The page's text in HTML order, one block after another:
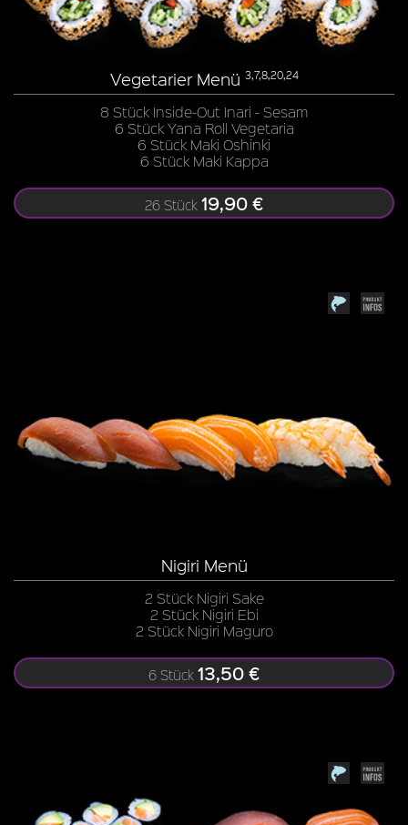
Vegetarier Menü 3,7,8,20,24
8 Stück Inside-Out Inari - Sesam
6 Stück Yana Roll Vegetaria
6 Stück Maki Oshinki
6 Stück Maki Kappa
26 Stück 19,90 €
Nigiri Menü
2 Stück Nigiri Sake
2 Stück Nigiri Ebi
2 Stück Nigiri Maguro
6 Stück 13,50 €